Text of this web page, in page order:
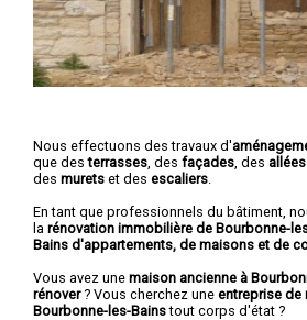
Nous effectuons des travaux d'
que desterrasses , des façades , des allées
des murets et des escaliers
En tant que professionnels du bâtiment,
la rénovation immobilière de Bourbonne-
Bains d'appartements, de maisons et de
Vous avez une maison ancienne à
rénover? Vous cherchez une entreprise de
Bourbonne-les-Bainstout corps d'état ?